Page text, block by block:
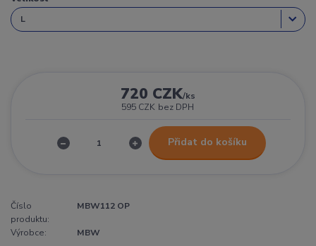
720 CZK/ks
595 CZK bez DPH
Přidat do košíku
Číslo
produktu:
MBW112 OP
Výrobce: MBW